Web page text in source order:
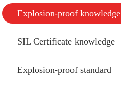
Explosion-proof knowledge
SIL Certificate knowledge
Explosion-proof standard